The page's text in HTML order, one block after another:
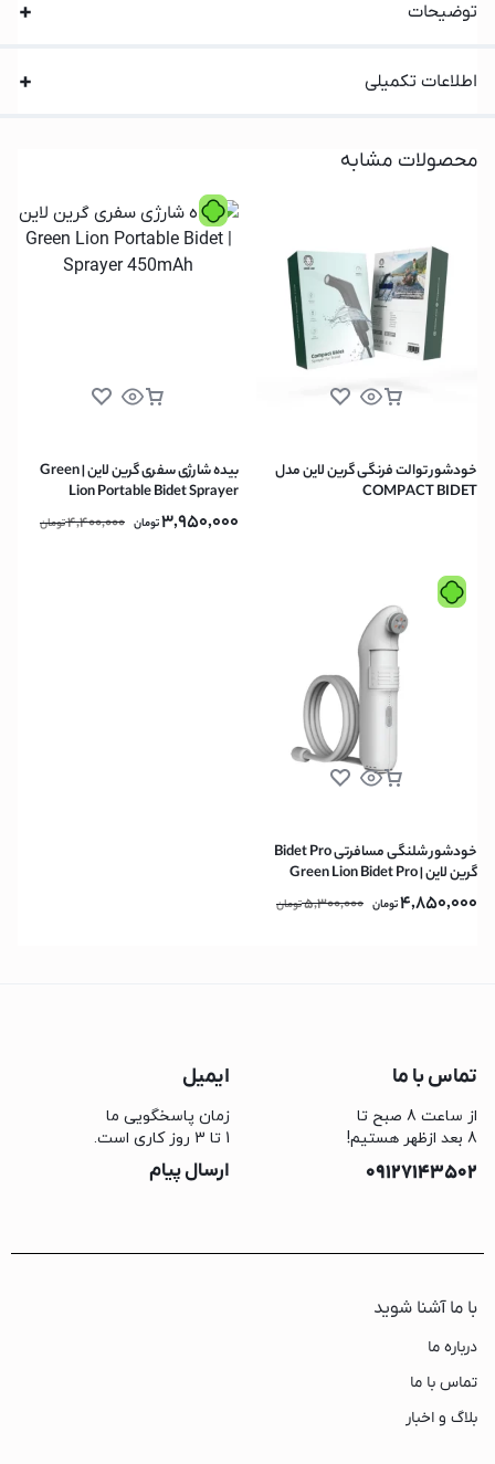
توضیحات
اطلاعات تکمیلی
محصولات مشابه
خودشور توالت فرنگی گرین لاین مدل
COMPACT BIDET
بیده شارژی سفری گرین لاین | Green
Lion Portable Bidet Sprayer
450mAh
3,950,000تومان 4,400,000تومان
خودشور شلنگی مسافرتی Bidet Pro
گرین لاین | Green Lion Bidet Pro
Portable Bidet 5.55W
4,850,000تومان 5,300,000تومان
تماس با ما
از ساعت 8 صبح تا
8 بعد ازظهر هستیم!
09127143502
ایمیل
زمان پاسخگویی ما
1 تا 3 روز کاری است.
ارسال پیام
با ما آشنا شوید
درباره ما
تماس با ما
بلاگ و اخبار